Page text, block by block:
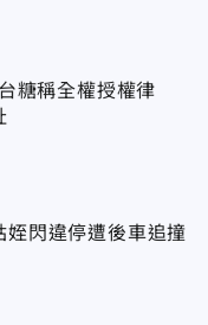
糖稱全權授權律
姪閃違停遭後車追撞